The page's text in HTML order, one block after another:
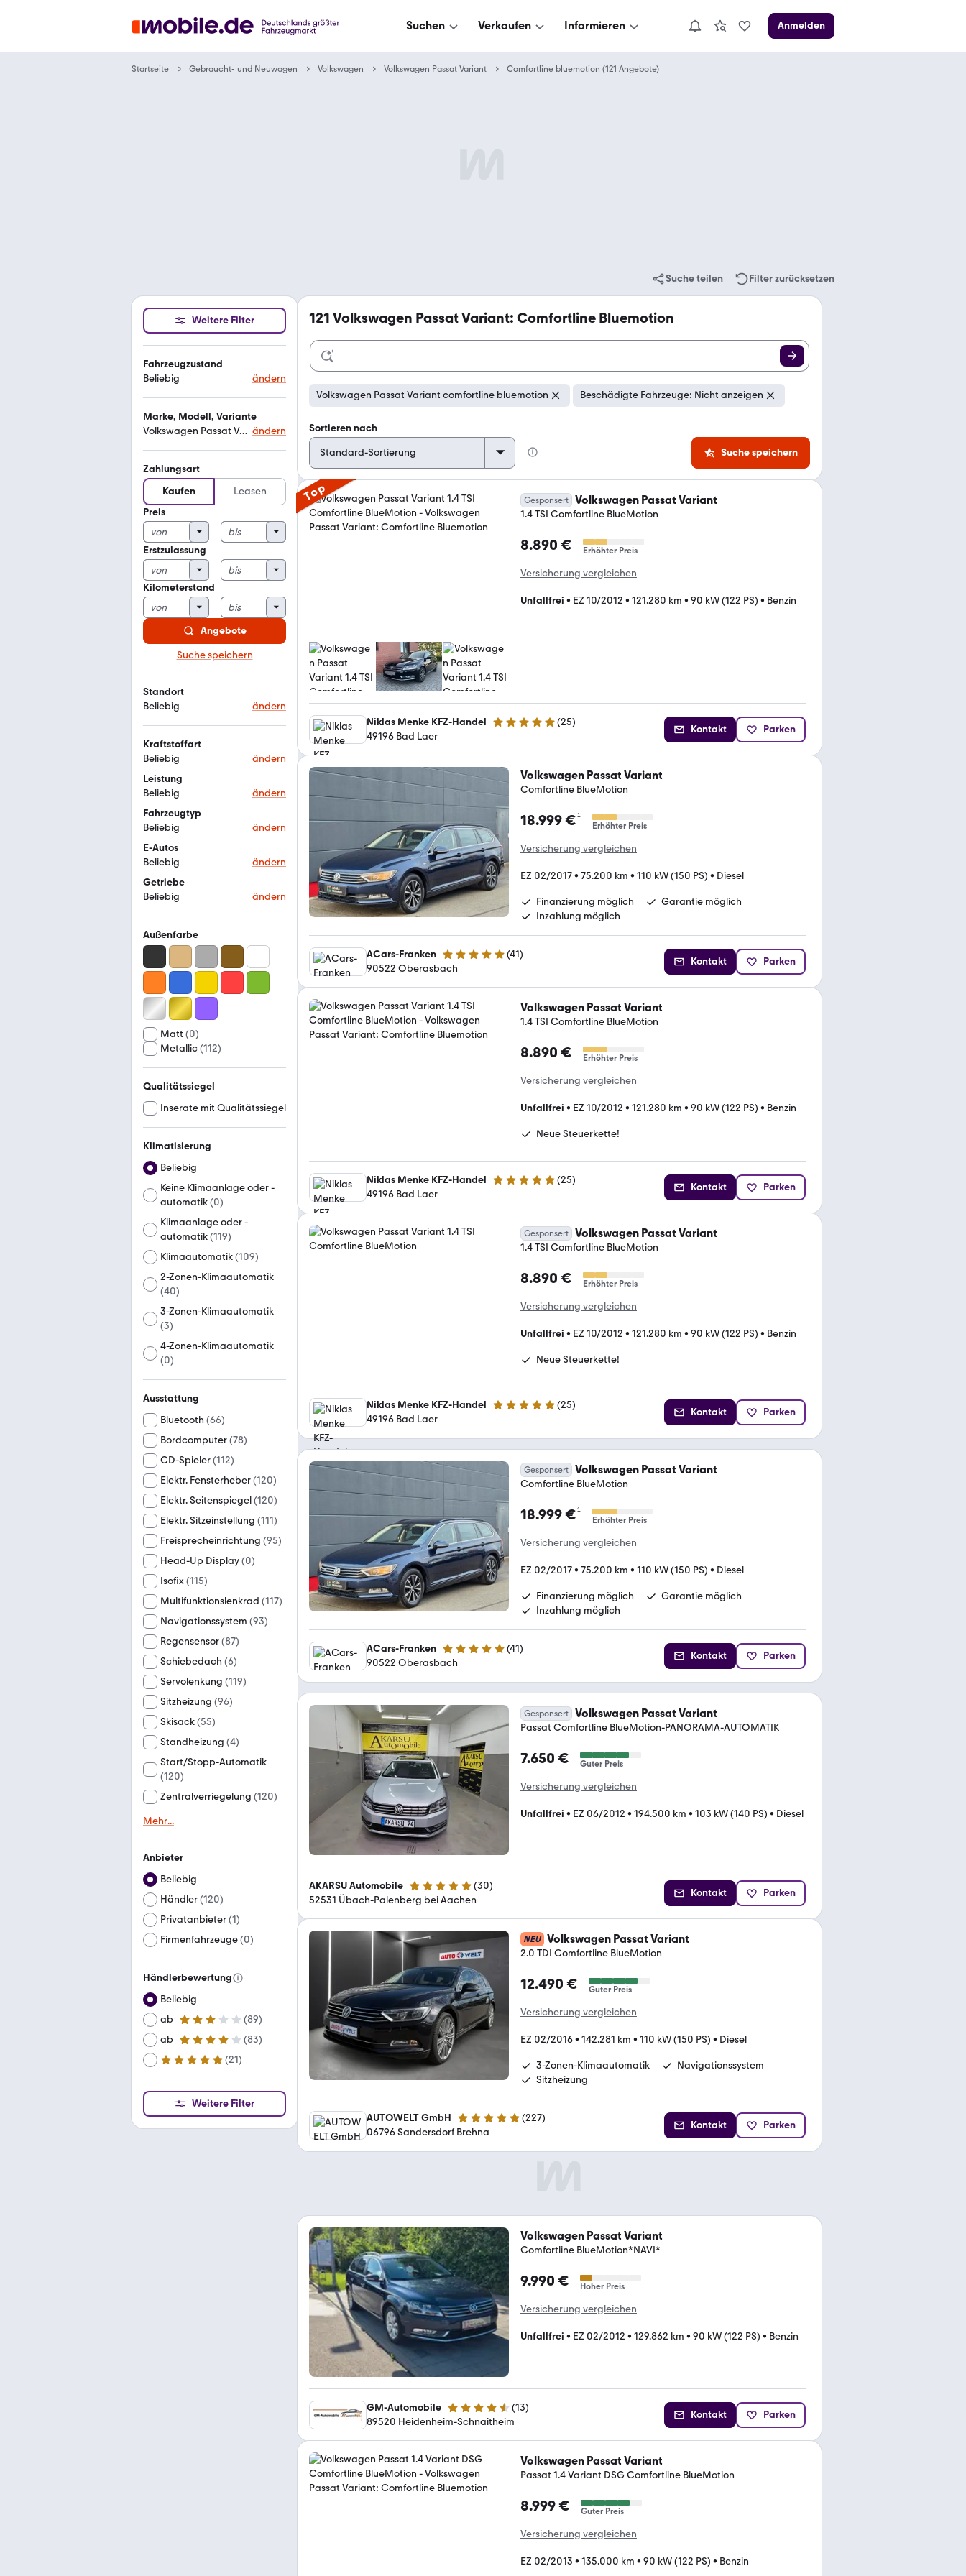
Suchen Verkaufen Informieren Anmelden
Startseite Gebraucht- und Neuwagen Volkswagen Volkswagen Passat Variant Comfortline bluemotion (121 Angebote)
Suche teilen Filter zurücksetzen
Weitere Filter
Fahrzeugzustand
Beliebig
ändern
Marke, Modell, Variante
Volkswagen Passat Variant comfortline bluemotion ändern
Zahlungsart
Kaufen
Leasen
Preis
Erstzulassung
Kilometerstand
Angebote
Suche speichern
Standort
Beliebig
ändern
Kraftstoffart
Beliebig
ändern
Leistung
Beliebig
ändern
Fahrzeugtyp
Beliebig
ändern
E-Autos
Beliebig
ändern
Getriebe
Beliebig
ändern
Außenfarbe
Matt (0)
Metallic(112)
Qualitätssiegel
Inserate mit Qualitätssiegel
Klimatisierung
Beliebig
Keine Klimaanlage oder -
automatik(0)
Klimaanlage oder -
automatik(119)
Klimaautomatik(109)
2-Zonen-Klimaautomatik
(40)
3-Zonen-Klimaautomatik
(3)
4-Zonen-Klimaautomatik
(0)
Ausstattung
Bluetooth (66)
Bordcomputer(78)
CD-Spieler(112)
Elektr. Fensterheber(120)
Elektr. Seitenspiegel(120)
Elektr. Sitzeinstellung (111)
Freisprecheinrichtung (95)
Head-Up Display(0)
Isofix(115)
Multifunktionslenkrad (117)
Navigationssystem (93)
Regensensor(87)
Schiebedach (6)
Servolenkung (119)
Sitzheizung (96)
Skisack(55)
Standheizung (4)
Start/Stopp-Automatik
(120)
Zentralverriegelung (120)
Mehr...
Anbieter
Beliebig
Händler(120)
Privatanbieter(1)
Firmenfahrzeuge(0)
Händlerbewertung
Beliebig
ab
3 Sterne (89)
ab
4 Sterne (83)
ab
5 Sterne (21)
Weitere Filter
121 Volkswagen Passat Variant: Comfortline Bluemotion
Volkswagen Passat Variant comfortline bluemotion Beschädigte Fahrzeuge: Nicht anzeigen
Sortieren nach
Suche speichern
Top Gesponsert Volkswagen Passat Variant
1.4 TSI Comfortline BlueMotion
8.890 € Erhöhter Preis
Versicherung vergleichen
Unfallfrei • EZ 10/2012 • 121.280 km • 90 kW (122 PS) • Benzin
Niklas Menke KFZ-Handel 4.9 Sterne (25)
49196 Bad Laer
Kontakt Parken
Volkswagen Passat Variant
Comfortline BlueMotion
18.999 €¹
Erhöhter Preis
Versicherung vergleichen
EZ 02/2017• 75.200 km • 110 kW (150 PS) • Diesel
Finanzierung möglich
Garantie möglich
Inzahlung möglich
ACars-Franken 4.8 Sterne (41)
90522 Oberasbach
Kontakt Parken
Volkswagen Passat Variant
1.4 TSI Comfortline BlueMotion
8.890 € Erhöhter Preis
Versicherung vergleichen
Unfallfrei • EZ 10/2012 • 121.280 km • 90 kW (122 PS) • Benzin
Neue Steuerkette!
Niklas Menke KFZ-Handel 4.9 Sterne (25)
49196 Bad Laer
Kontakt Parken
Gesponsert Volkswagen Passat Variant
1.4 TSI Comfortline BlueMotion
8.890 € Erhöhter Preis
Versicherung vergleichen
Unfallfrei • EZ 10/2012 • 121.280 km • 90 kW (122 PS) • Benzin
Neue Steuerkette!
Niklas Menke KFZ-Handel 4.9 Sterne (25)
49196 Bad Laer
Kontakt Parken
Gesponsert Volkswagen Passat Variant
Comfortline BlueMotion
18.999 €¹
Erhöhter Preis
Versicherung vergleichen
EZ 02/2017• 75.200 km • 110 kW (150 PS) • Diesel
Finanzierung möglich
Garantie möglich
Inzahlung möglich
ACars-Franken 4.8 Sterne (41)
90522 Oberasbach
Kontakt Parken
Gesponsert Volkswagen Passat Variant
Passat Comfortline BlueMotion-PANORAMA-AUTOMATIK
7.650 € Guter Preis
Versicherung vergleichen
Unfallfrei • EZ 06/2012 • 194.500 km • 103 kW (140 PS) • Diesel
AKARSU Automobile 5 Sterne (30)
52531 Übach-Palenberg bei Aachen
Kontakt Parken
NEU Volkswagen Passat Variant
2.0 TDI Comfortline BlueMotion
12.490 € Guter Preis
Versicherung vergleichen
EZ 02/2016• 142.281 km • 110 kW (150 PS) • Diesel
3-Zonen-Klimaautomatik
Navigationssystem
Sitzheizung
AUTOWELT GmbH 4.8 Sterne (227)
06796 Sandersdorf Brehna
Kontakt Parken
Volkswagen Passat Variant
Comfortline BlueMotion*NAVI*
9.990 € Hoher Preis
Versicherung vergleichen
Unfallfrei • EZ 02/2012 • 129.862 km • 90 kW (122 PS) • Benzin
GM-Automobile 4.7 Sterne (13)
89520 Heidenheim-Schnaitheim
Kontakt Parken
Volkswagen Passat Variant
Passat 1.4 Variant DSG Comfortline BlueMotion
8.999 € Guter Preis
Versicherung vergleichen
EZ 02/2013 • 135.000 km • 90 kW (122 PS) • Benzin